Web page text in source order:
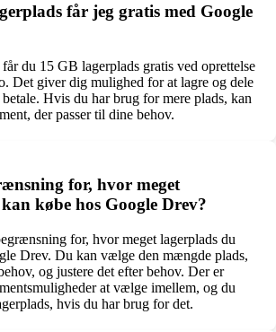
får jeg gratis med Google
du 15 GB lagerplads gratis ved oprettelse
Det giver dig mulighed for at lagre og dele
Hvis du har brug for mere plads, kan
der passer til dine behov.
for, hvor meget
købe hos Google Drev?
for, hvor meget lagerplads du
Drev. Du kan vælge den mængde plads,
og justere det efter behov. Der er
at vælge imellem, og du
hvis du har brug for det.